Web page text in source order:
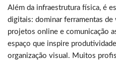
Além da infraestrutura física, é
digitais: dominar ferramentas
projetos online e comunicação
espaço que inspire
organização visual. Muitos